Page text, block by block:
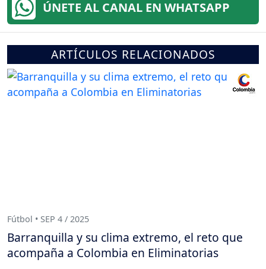
ÚNETE AL CANAL EN WHATSAPP
ARTÍCULOS RELACIONADOS
Fútbol • SEP 4 / 2025
Barranquilla y su clima extremo, el reto que
acompaña a Colombia en Eliminatorias